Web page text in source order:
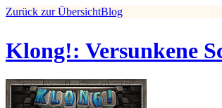
Zurück zur ÜbersichtBlog
Klong!: Versunkene